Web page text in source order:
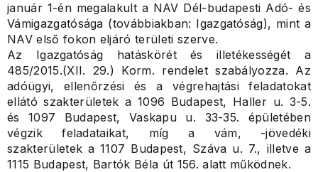
január 1-én megalakult a NAV Dél-budapesti Adó- és
Vámigazgatósága (továbbiakban: Igazgatóság), mint a
NAV első fokon eljáró területi szerve.
Az Igazgatóság hatáskörét és illetékességét a
485/2015.(XII. 29.) Korm. rendelet szabályozza. Az
adóügyi, ellenőrzési és a végrehajtási feladatokat
ellátó szakterületek a 1096 Budapest, Haller u. 3-5.
és 1097 Budapest, Vaskapu u. 33-35. épületében
végzik feladataikat, míg a vám, -jövedéki
szakterületek a 1107 Budapest, Száva u. 7., illetve a
1115 Budapest, Bartók Béla út 156. alatt működnek.